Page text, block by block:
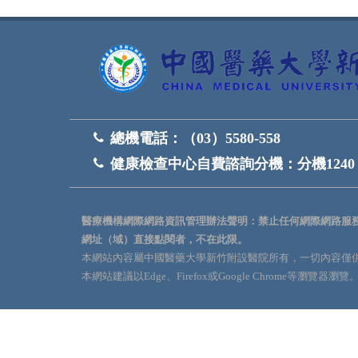
總機電話：
（03）5580-558
健康檢查中心自費諮詢分機： 分機1240
醫療機構網際網路資訊管理辦法聲明：禁止任何網際網路
網址（域）直接點閱者，不在此限。
本網站內容屬中國醫藥大學新竹附設醫院所有，一切內容
本網站建議以Edge、Firefox或Google Chrome等瀏覽器瀏覽